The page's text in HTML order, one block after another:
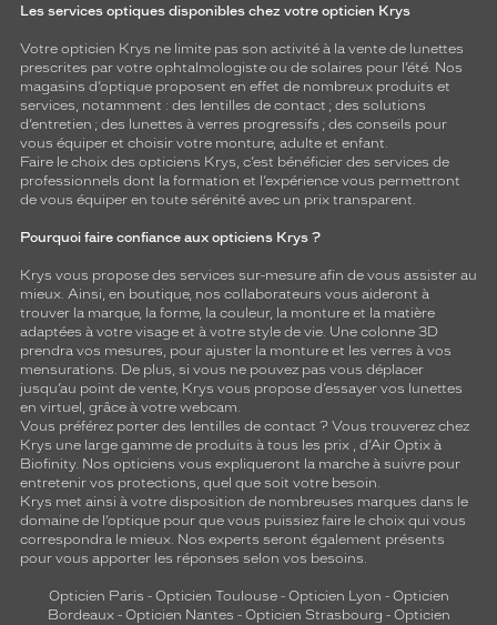
Les services optiques disponibles chez votre opticien Krys
Votre opticien Krys ne limite pas son activité à la vente de lunettes
prescrites par votre ophtalmologiste ou de solaires pour l’été. Nos
magasins d’optique proposent en effet de nombreux produits et
services, notamment : des lentilles de contact ; des solutions
d’entretien ; des lunettes à verres progressifs ; des conseils pour
vous équiper et choisir votre monture, adulte et enfant.
Faire le choix des opticiens Krys, c’est bénéficier des services de
professionnels dont la formation et l’expérience vous permettront
de vous équiper en toute sérénité avec un prix transparent.
Pourquoi faire confiance aux opticiens Krys ?
Krys vous propose des services sur-mesure afin de vous assister au
mieux. Ainsi, en boutique, nos collaborateurs vous aideront à
trouver la marque, la forme, la couleur, la monture et la matière
adaptées à votre visage et à votre style de vie. Une colonne 3D
prendra vos mesures, pour ajuster la monture et les verres à vos
mensurations. De plus, si vous ne pouvez pas vous déplacer
jusqu’au point de vente, Krys vous propose d’essayer vos lunettes
en virtuel, grâce à votre webcam.
Vous préférez porter des lentilles de contact ? Vous trouverez chez
Krys une large gamme de produits à tous les prix , d’Air Optix à
Biofinity. Nos opticiens vous expliqueront la marche à suivre pour
entretenir vos protections, quel que soit votre besoin.
Krys met ainsi à votre disposition de nombreuses marques dans le
domaine de l’optique pour que vous puissiez faire le choix qui vous
correspondra le mieux. Nos experts seront également présents
pour vous apporter les réponses selon vos besoins.
Opticien Paris - Opticien Toulouse- Opticien Lyon - Opticien
Bordeaux- Opticien Nantes - Opticien Strasbourg - Opticien